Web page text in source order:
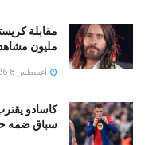
مليون
أغسطس 8, 2026
كاسادو
سباق ضمه